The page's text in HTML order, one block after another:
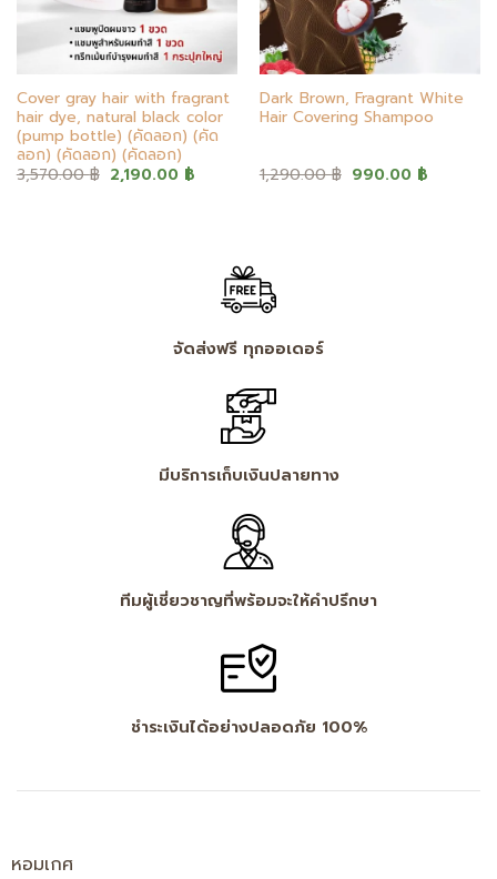
Cover gray hair with fragrant
hair dye, natural black color
(pump bottle) (คัดลอก) (คัด
ลอก) (คัดลอก) (คัดลอก)
3,570.00฿ Original
price
2,190.00 ฿Current
Dark Brown, Fragrant White
Hair Covering Shampoo
1,290.00฿ Original
990.00 ฿Current
จัดส่งฟรี ทุกออเดอร์
มีบริการเก็บเงินปลายทาง
ทีมผู้เชี่ยวชาญที่พร้อมจะให้คำปรึกษา
ชำระเงินได้อย่างปลอดภัย 100%
หอมเกศ